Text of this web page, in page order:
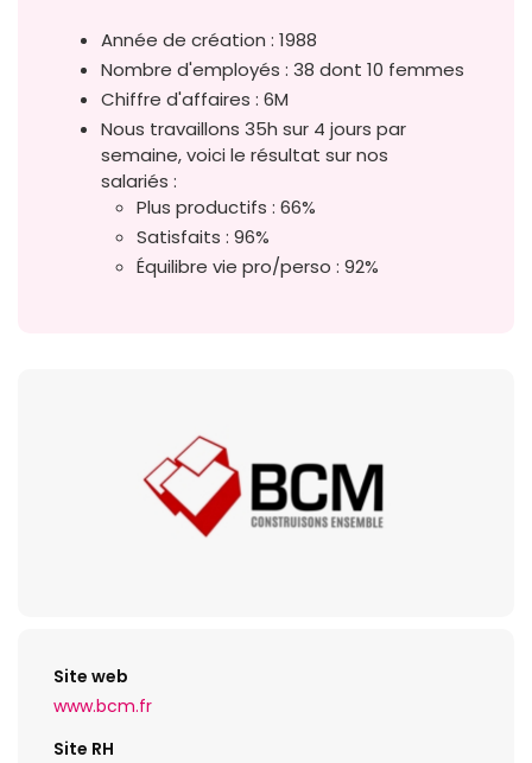
Année de création : 1988
Nombre d'employés : 38 dont 10 femmes
Chiffre d'affaires : 6M
Nous travaillons 35h sur 4 jours par
semaine, voici le résultat sur nos
salariés :
Plus productifs : 66%
Satisfaits : 96%
Équilibre vie pro/perso : 92%
Site web
www.bcm.fr
Site RH